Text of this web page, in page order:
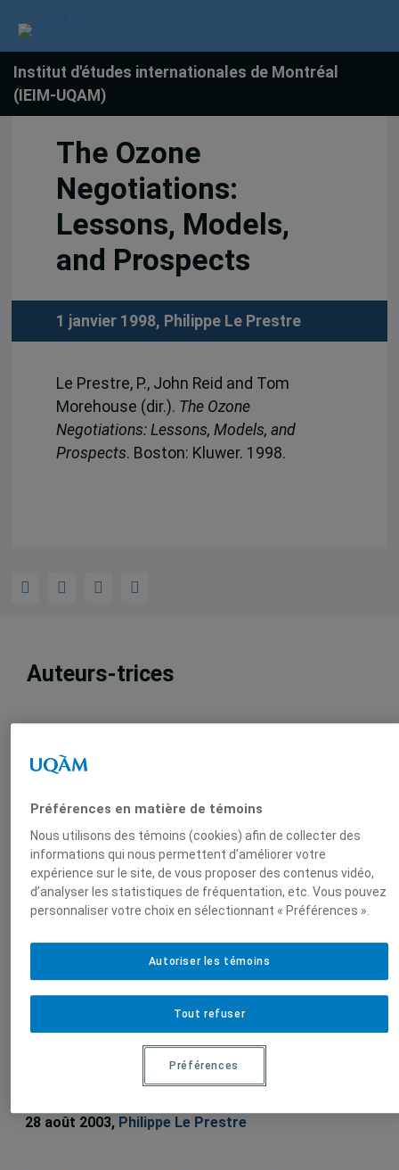
Institut d'études internationales de Montréal
(IEIM-UQAM)
The Ozone
Negotiations:
Lessons, Models,
and Prospects
1 janvier 1998, Philippe Le Prestre
Le Prestre, P., John Reid and Tom
Morehouse (dir.). The Ozone
Negotiations: Lessons, Models, and
Prospects. Boston: Kluwer. 1998.
Auteurs-trices
Sur le même sujet
Bilateral Ecopolitics: Continuity and
Change in Canadian-American
1 septembre 2006,Philippe Le Prestre
Stoett
Lien défectueux
La Convention sur la diversité biologique
: Vers une mise en oeuvre efficace
28 août 2003, Philippe Le Prestre
Préférences en matière de témoins
Nous utilisons des témoins (cookies) afin de collecter des
informations qui nous permettent d’améliorer votre
expérience sur le site, de vous proposer des contenus vidéo,
d’analyser les statistiques de fréquentation, etc. Vous pouvez
personnaliser votre choix en sélectionnant « Préférences ».
Tout refuser
Autoriser les témoins
Préférences